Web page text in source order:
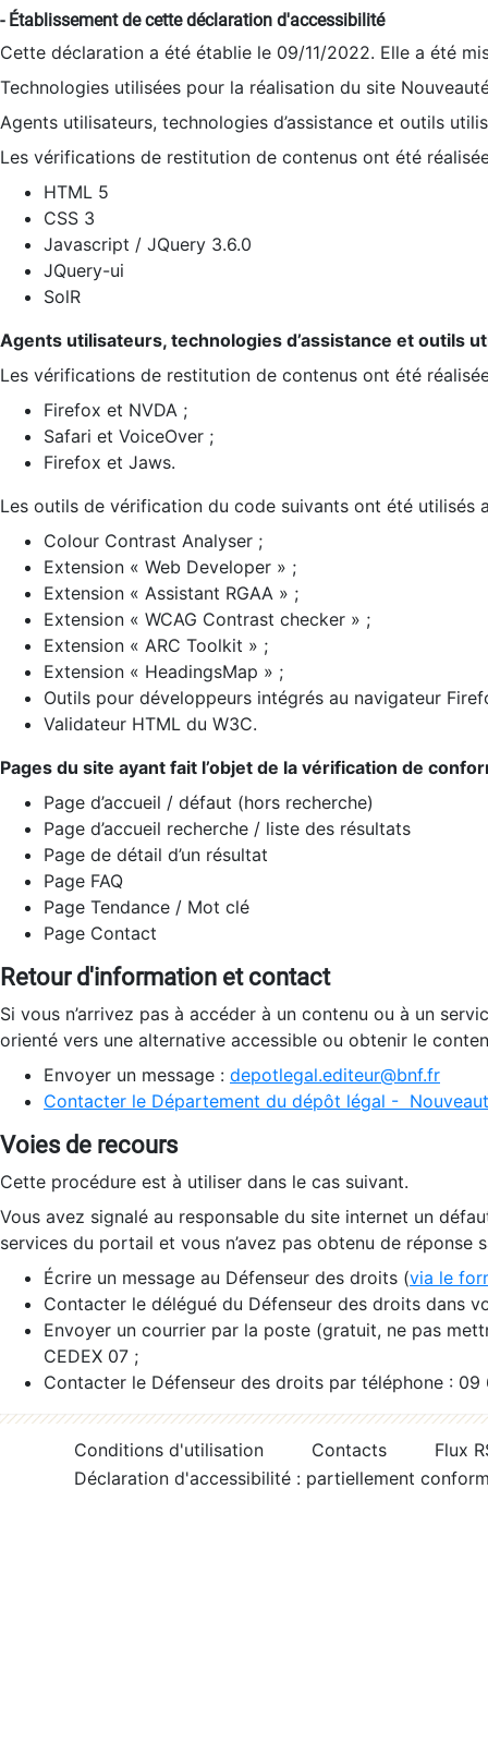
- Établissement de cette déclaration d'accessibilité
Cette déclaration a été établie le 09/11/2022. Elle a été
Technologies utilisées pour la réalisation du site
Agents utilisateurs, technologies d’assistance et outils
Les vérifications de restitution de contenus ont été
HTML 5
CSS 3
Javascript / JQuery 3.6.0
JQuery-ui
SolR
Agents utilisateurs, technologies d’assistance et outils
Les vérifications de restitution de contenus ont été
Firefox et NVDA ;
Safari et VoiceOver ;
Firefox et Jaws.
Les outils de vérification du code suivants ont été utilisés
Colour Contrast Analyser ;
Extension « Web Developer » ;
Extension « Assistant RGAA » ;
Extension « WCAG Contrast checker » ;
Extension « ARC Toolkit » ;
Extension « HeadingsMap » ;
Outils pour développeurs intégrés au navigateur
Validateur HTML du W3C.
Pages du site ayant fait l’objet de la vérification de
Page d’accueil / défaut (hors recherche)
Page d’accueil recherche / liste des résultats
Page de détail d’un résultat
Page FAQ
Page Tendance / Mot clé
Page Contact
Retour d'information et contact
Si vous n’arrivez pas à accéder à un contenu ou à un
orienté vers une alternative accessible ou obtenir le
Envoyer un message : depotlegal.editeur@bnf.fr
Contacter le Département du dépôt légal -
Voies de recours
Cette procédure est à utiliser dans le cas suivant.
Vous avez signalé au responsable du site internet un
services du portail et vous n’avez pas obtenu de réponse
Écrire un message au Défenseur des droits (via le
Contacter le délégué du Défenseur des droits dans
Envoyer un courrier par la poste (gratuit, ne pas
CEDEX 07 ;
Contacter le Défenseur des droits par téléphone :
Conditions d'utilisation Contacts
Flux
Déclaration d'accessibilité : partiellement